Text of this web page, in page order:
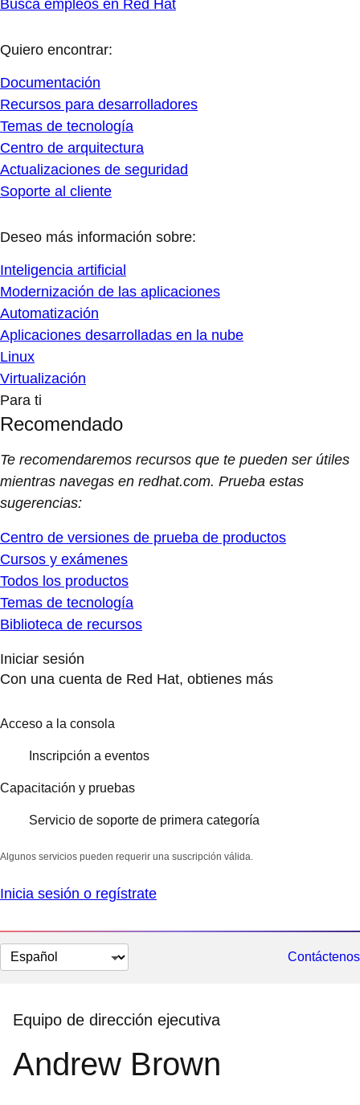
Busca empleos en Red Hat
Quiero encontrar:
Documentación
Recursos para desarrolladores
Temas de tecnología
Centro de arquitectura
Actualizaciones de seguridad
Soporte al cliente
Deseo más información sobre:
Inteligencia artificial
Modernización de las aplicaciones
Automatización
Aplicaciones desarrolladas en la nube
Linux
Virtualización
Para ti
Recomendado
Te recomendaremos recursos que te pueden ser útiles
mientras navegas en redhat.com. Prueba estas
sugerencias:
Centro de versiones de prueba de productos
Cursos y exámenes
Todos los productos
Temas de tecnología
Biblioteca de recursos
Iniciar sesión
Con una cuenta de Red Hat, obtienes más
Acceso a la consola
Inscripción a eventos
Capacitación y pruebas
Servicio de soporte de primera categoría
Algunos servicios pueden requerir una suscripción válida.
Inicia sesión o regístrate
Cambiar
el
Contáctenos
Equipo de dirección ejecutiva
Andrew Brown